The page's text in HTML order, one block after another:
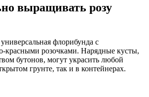
выращивать розу
флорибунда с
красными розочками. Нарядные кусты,
бутонов, могут украсить любой
грунте, так и в контейнерах.